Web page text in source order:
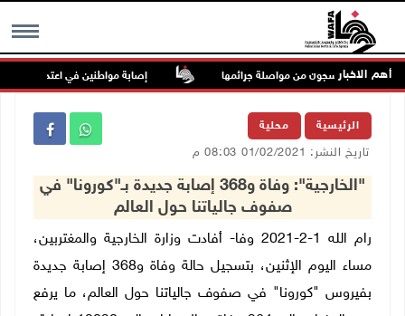
MENU أهم الاخبار
منظومة السجون من مواصلة جرائمها إصابة مواطنين في اعتداء
الرئيسية محلية
تاريخ النشر: 01/02/2021 08:03 م
"الخارجية": وفاة و368 إصابة جديدة بـ"كورونا" في
صفوف جالياتنا حول العالم
رام الله 1-2-2021 وفا- أفادت وزارة الخارجية والمغتربين،
مساء اليوم الإثنين، بتسجيل حالة وفاة و368 إصابة جديدة
بفيروس "كورونا" في صفوف جالياتنا حول العالم، ما يرفع